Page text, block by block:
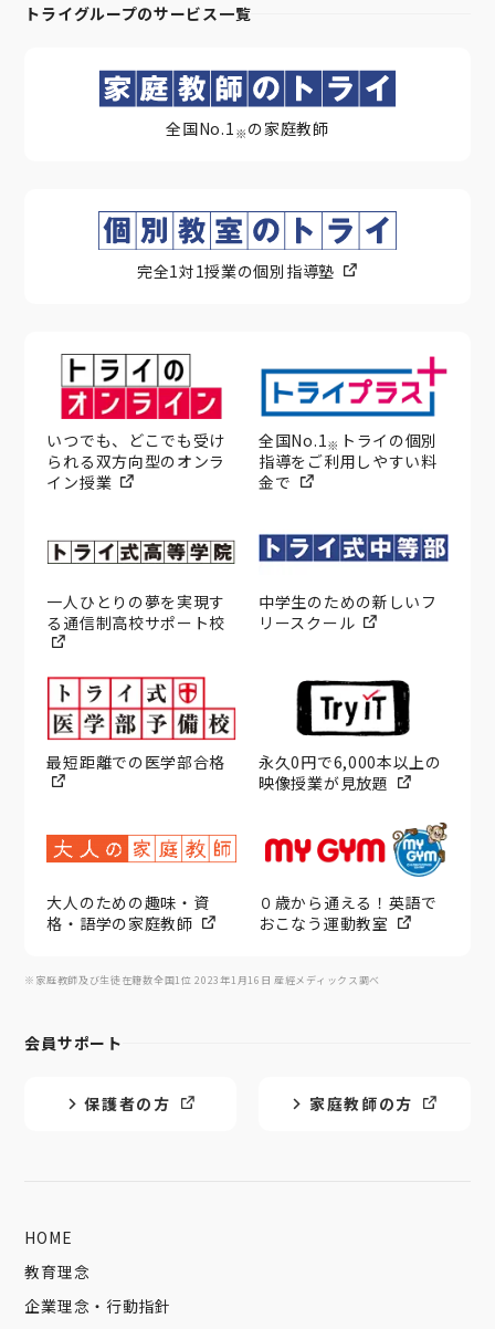
トライグループのサービス一覧
全国No.1 ※ の家庭教師
完全1対1授業の個別指導塾
いつでも、どこでも受け
られる双方向型のオンラ
イン授業
全国No.1※ トライの個別
指導をご利用しやすい料
金で
一人ひとりの夢を実現す
る通信制高校サポート校
中学生のための新しいフ
リースクール
最短距離での医学部合格
永久0円で6,000本以上の
映像授業が見放題
大人のための趣味・資
格・語学の家庭教師
０歳から通える！英語で
おこなう運動教室
※家庭教師及び生徒在籍数全国1位 2023年1月16日 産經メディックス調べ
会員サポート
保護者の方 家庭教師の方
HOME
教育理念
企業理念・行動指針